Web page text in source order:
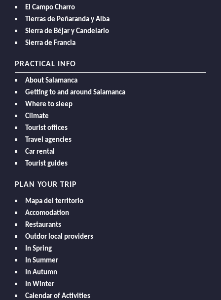
El Campo Charro
Tierras de Peñaranda y Alba
Sierra de Béjar y Candelario
Sierra de Francia
PRACTICAL INFO
About Salamanca
Getting to and around Salamanca
Where to sleep
Climate
Tourist offices
Travel agencies
Car rental
Tourist guides
PLAN YOUR TRIP
Mapa del territorio
Accomodation
Restaurants
Outdor local providers
In Spring
In Summer
In Autumn
In Winter
Calendar of Activities